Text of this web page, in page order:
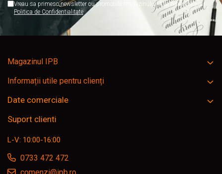
Vreau sa primesc newsletter cu promotiile magazinului. Afla mai multe in
Politica de Confidentialitate
Magazinul IPB
Informații utile pentru clienți
Date comerciale
Suport clienti
L-V: 10:00-16:00
0733 472 472